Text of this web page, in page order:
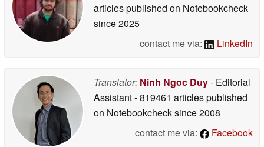
articles published on Notebookcheck
since 2025
contact me via:
LinkedIn
Translator: Ninh Ngoc Duy- Editorial
Assistant- 819461 articles published
on Notebookchecksince 2008
contact me via:
Facebook